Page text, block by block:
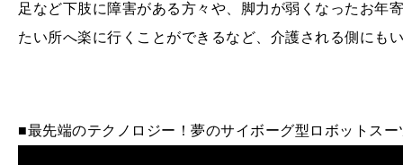
足など下肢に障害がある方々や、脚力が弱くなったお年
たい所へ楽に行くことができるなど、介護される側にも
■最先端のテクノロジー！夢のサイボーグ型ロボットス